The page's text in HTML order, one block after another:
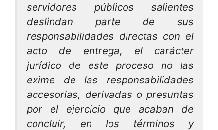
servidores públicos salientes
deslindan parte de sus
responsabilidades directas con el
acto de entrega, el carácter
jurídico de este proceso no las
exime de las responsabilidades
accesorias, derivadas o presuntas
por el ejercicio que acaban de
concluir, en los términos y